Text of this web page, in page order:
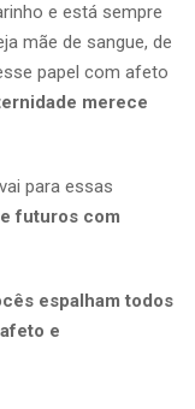
e está sempre
mãe de sangue, de
papel com afeto
merece
para essas
futuros com
espalham todos
e